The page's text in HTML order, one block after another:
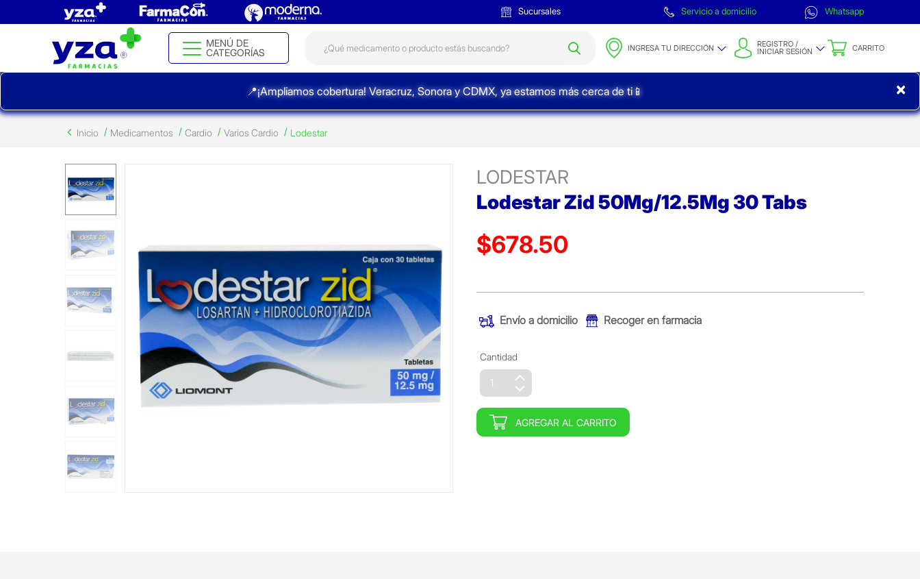
Sucursales Servicio a domicilio Whatsapp
MENÚ DE
CATEGORÍAS
INGRESA TU DIRECCIÓN REGISTRO /
INICIAR SESIÓN CARRITO
📍¡Ampliamos cobertura! Veracruz, Sonora y CDMX, ya estamos más cerca de ti📱 ×
Inicio Medicamentos Cardio Varios Cardio Lodestar
LODESTAR
Lodestar Zid 50Mg/12.5Mg 30 Tabs
Precio reducido de
$678.50
Envío a domicilio Recoger en farmacia
Cantidad
AGREGAR AL CARRITO